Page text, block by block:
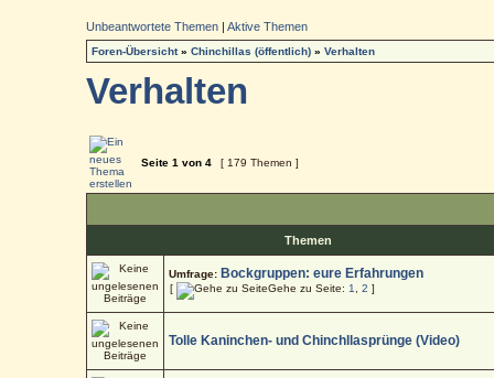
Unbeantwortete Themen |Aktive Themen
Foren-Übersicht»Chinchillas (öffentlich) »Verhalten
Verhalten
Seite1 von4 [ 179 Themen ]
Themen
Umfrage: Bockgruppen: eure Erfahrungen
[ Gehe zu Seite: 1 ,2 ]
Tolle Kaninchen- und Chinchllasprünge (Video)